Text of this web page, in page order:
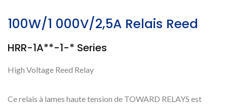
100W/1 000V/2,5A Relais Reed
HRR-1A**-1-* Series
High Voltage Reed Relay
Ce relais à lames haute tension de TOWARD RELAYS est